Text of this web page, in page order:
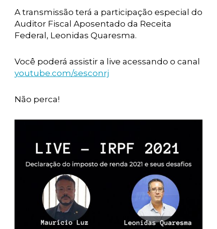
A transmissão terá a participação especial do
Auditor Fiscal Aposentado da Receita
Federal, Leonidas Quaresma.
Você poderá assistir a live acessando o canal
youtube.com/sesconrj
Não perca!